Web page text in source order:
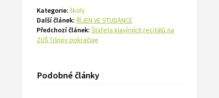
Kategorie: školy
Další článek: ŘÍJEN VE STUDÁNCE
Předchozí článek: Štafeta klavírních recitálů na
ZUŠ Tišnov pokračuje
Podobné články